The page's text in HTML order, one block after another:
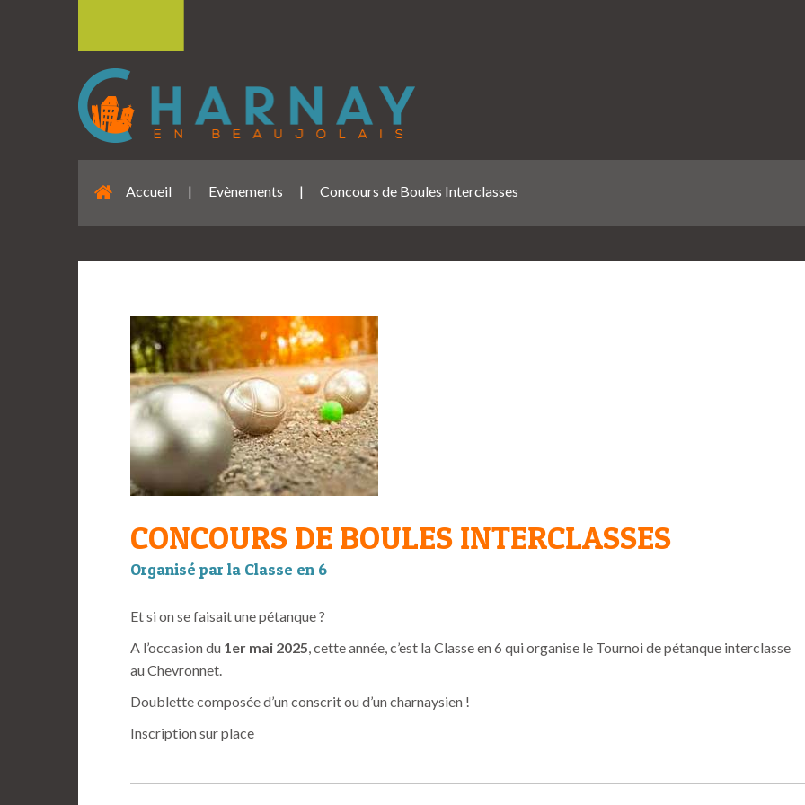
Accueil | Evènements | Concours de Boules Interclasses
CONCOURS DE BOULES INTERCLASSES
Organisé par la Classe en 6
Et si on se faisait une pétanque ?
A l’occasion du 1er mai 2025, cette année, c’est la Classe en 6 qui organise le Tournoi de pétanque interclasse
au Chevronnet.
Doublette composée d’un conscrit ou d’un charnaysien !
Inscription sur place